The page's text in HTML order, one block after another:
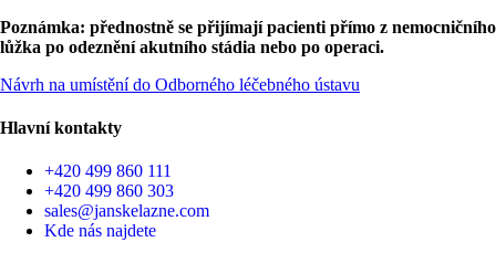
Poznámka: přednostně se přijímají pacienti přímo z nemocničního
lůžka po odeznění akutního stádia nebo po operaci.
Návrh na umístění do Odborného léčebného ústavu
Hlavní kontakty
+420 499 860 111
+420 499 860 303
sales@janskelazne.com
Kde nás najdete